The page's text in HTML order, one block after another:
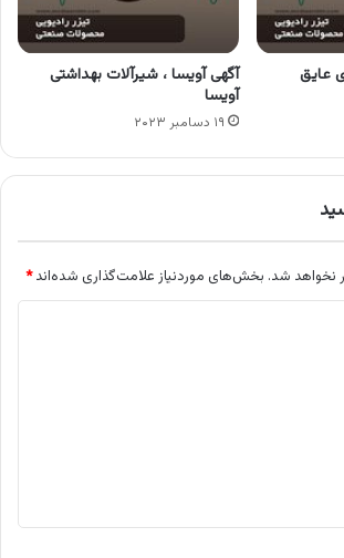
عایق
آگهی آویسا ، شیرآلات بهداشتی
آویسا
۱۹ دسامبر ۲۰۲۳
نخواهد شد. بخش‌های موردنیاز علامت‌گذاری شده‌اند*